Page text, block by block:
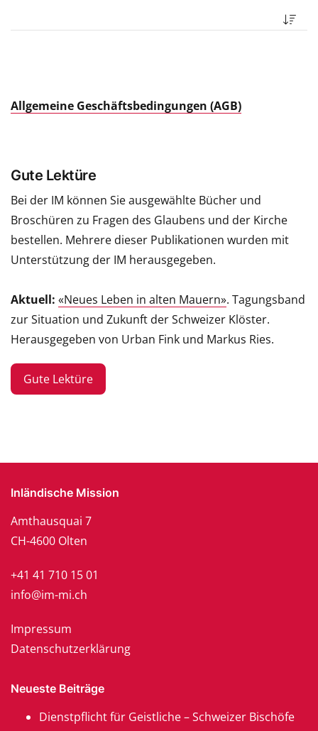
Allgemeine Geschäftsbedingungen (AGB)
Gute Lektüre
Bei der IM können Sie ausgewählte Bücher und
Broschüren zu Fragen des Glaubens und der Kirche
bestellen. Mehrere dieser Publikationen wurden mit
Unterstützung der IM herausgegeben.
Aktuell: «Neues Leben in alten Mauern». Tagungsband
zur Situation und Zukunft der Schweizer Klöster.
Herausgegeben von Urban Fink und Markus Ries.
Gute Lektüre
Inländische Mission
Amthausquai 7
CH-4600 Olten
+41 41 710 15 01
info@im-mi.ch
Impressum
Datenschutzerklärung
Neueste Beiträge
Dienstpflicht für Geistliche – Schweizer Bischöfe